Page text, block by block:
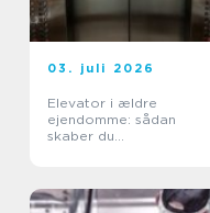
03. juli 2026
Elevator i ældre
ejendomme: sådan
skaber du